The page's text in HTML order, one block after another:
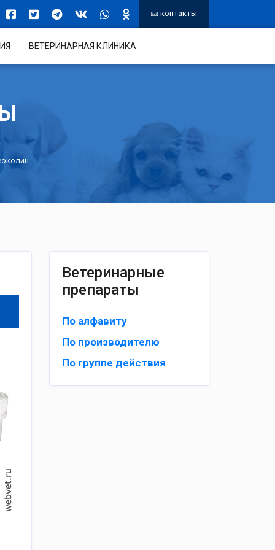
контакты
ВЕТЕРИНАРНАЯ КЛИНИКА
Ветеринарные
препараты
По алфавиту
По производителю
По группе действия